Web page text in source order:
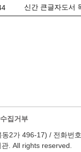
신간 큰글자도서
집거부
2가 496-17) / 전화
. All rights reserved.